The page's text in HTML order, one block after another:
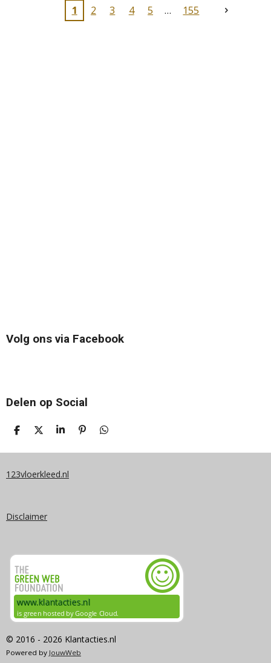
1
2 3 4 5 155
Volg ons via Facebook
Delen op Social
D
L
N
D
E
S
A
E
P
N
D
L
123vloerkleed.nl
Disclaimer
© 2016 - 2026 Klantacties.nl
Powered by JouwWeb